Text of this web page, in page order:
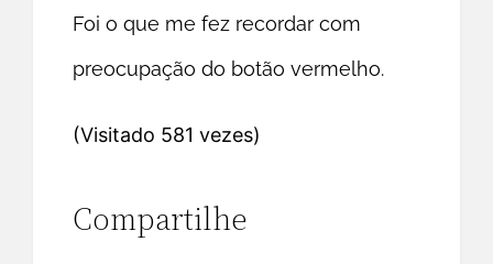
Foi o que me fez recordar com
preocupação do botão vermelho.
(Visitado 581 vezes)
Compartilhe